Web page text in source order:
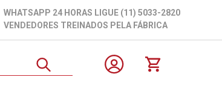
WHATSAPP 24 HORAS LIGUE (11) 5033-2820
VENDEDORES TREINADOS PELA FÁBRICA